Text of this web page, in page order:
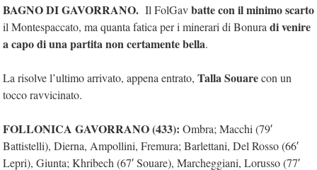
BAGNO DI GAVORRANO. Il FolGavbatte con il minimo scarto
il Montespaccato, ma quanta fatica per i minerari di Bonura di venire
a capo di una partita non certamente bella.
La risolve l’ultimo arrivato, appena entrato, Talla Souarecon un
tocco ravvicinato.
FOLLONICA GAVORRANO (433): Ombra; Macchi (79′
Battistelli), Dierna, Ampollini, Fremura; Barlettani, Del Rosso (66′
Lepri), Giunta; Khribech (67′ Souare), Marcheggiani, Lorusso (77′